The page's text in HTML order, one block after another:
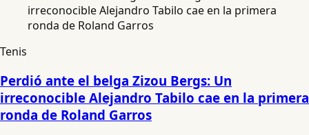
Tenis
Perdió ante el belga Zizou Bergs: Un
irreconocible Alejandro Tabilo cae en la primera
ronda de Roland Garros